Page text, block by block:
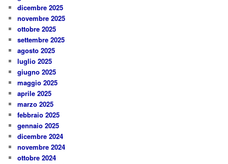
dicembre 2025
novembre 2025
ottobre 2025
settembre 2025
agosto 2025
luglio 2025
giugno 2025
maggio 2025
aprile 2025
marzo 2025
febbraio 2025
gennaio 2025
dicembre 2024
novembre 2024
ottobre 2024